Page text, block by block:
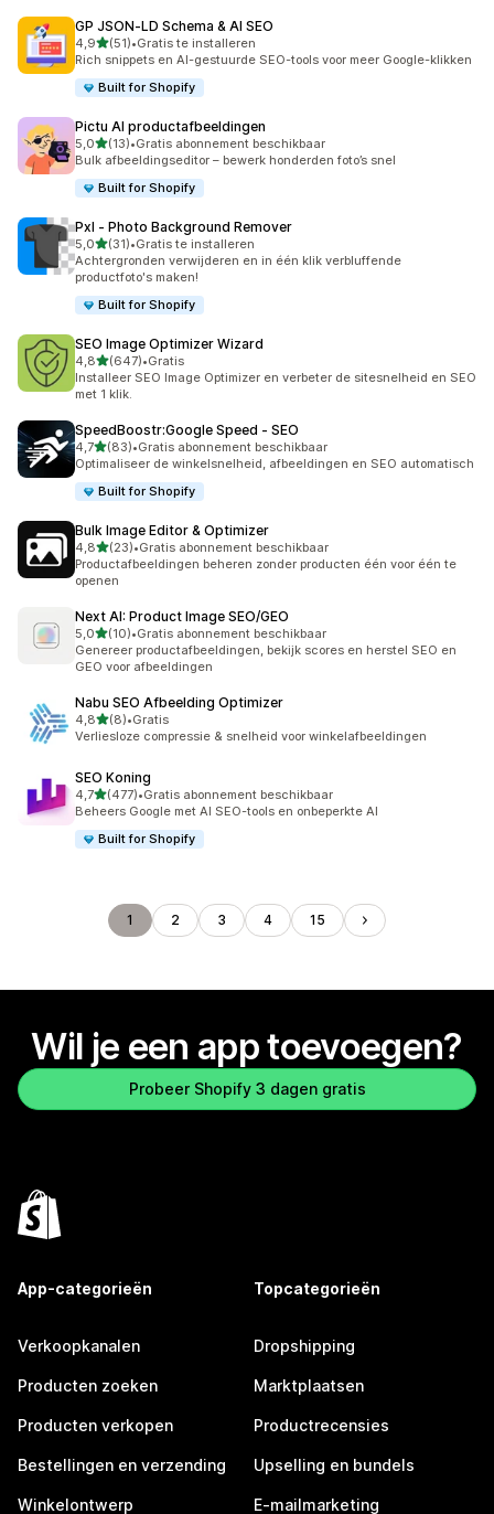
GP JSON‑LD Schema & AI SEO
4,9van 5 sterren
(51)
51 recensies in totaal
•Gratis te installeren
Rich snippets en AI-gestuurde SEO-tools voor meer Google-klikken
Built for Shopify
Pictu AI productafbeeldingen
5,0van 5 sterren
(13)
13 recensies in totaal
•Gratis abonnement beschikbaar
Bulk afbeeldingseditor – bewerk honderden foto’s snel
Built for Shopify
Pxl ‑ Photo Background Remover
5,0van 5 sterren
(31)
31 recensies in totaal
•Gratis te installeren
Achtergronden verwijderen en in één klik verbluffende
productfoto's maken!
Built for Shopify
SEO Image Optimizer Wizard
4,8van 5 sterren
(647)
647 recensies in totaal
•Gratis
Installeer SEO Image Optimizer en verbeter de sitesnelheid en SEO
met 1 klik.
SpeedBoostr:Google Speed ‑ SEO
4,7van 5 sterren
(83)
83 recensies in totaal
•Gratis abonnement beschikbaar
Optimaliseer de winkelsnelheid, afbeeldingen en SEO automatisch
Built for Shopify
Bulk Image Editor & Optimizer
4,8van 5 sterren
(23)
23 recensies in totaal
•Gratis abonnement beschikbaar
Productafbeeldingen beheren zonder producten één voor één te
openen
Next AI: Product Image SEO/GEO
5,0van 5 sterren
(10)
10 recensies in totaal
•Gratis abonnement beschikbaar
Genereer productafbeeldingen, bekijk scores en herstel SEO en
GEO voor afbeeldingen
Nabu SEO Afbeelding Optimizer
4,8van 5 sterren
(8)
8 recensies in totaal
•Gratis
Verliesloze compressie & snelheid voor winkelafbeeldingen
SEO Koning
4,7van 5 sterren
(477)
477 recensies in totaal
•Gratis abonnement beschikbaar
Beheers Google met AI SEO-tools en onbeperkte AI
Built for Shopify
1 2 3 4 15
Wil je een app toevoegen?
Probeer Shopify 3 dagen gratis
App-categorieën
Verkoopkanalen
Producten zoeken
Producten verkopen
Bestellingen en verzending
Winkelontwerp
Topcategorieën
Dropshipping
Marktplaatsen
Productrecensies
Upselling en bundels
E-mailmarketing